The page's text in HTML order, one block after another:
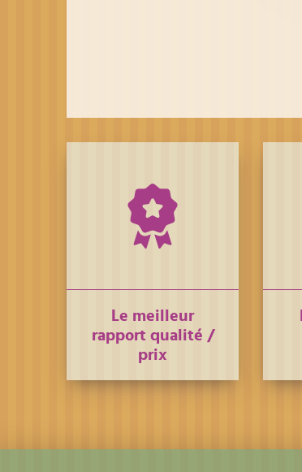
Le meilleur
rapport qualité /
prix